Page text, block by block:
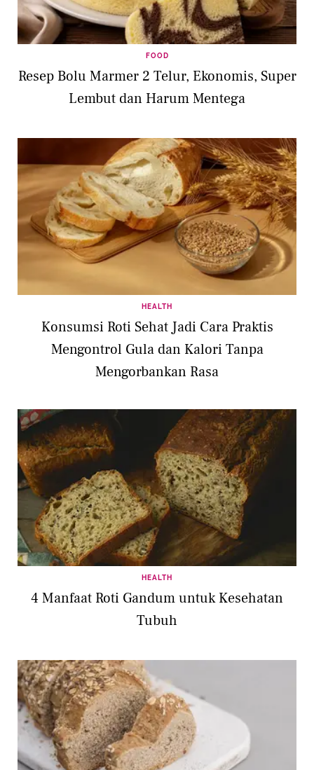
FOOD
Resep Bolu Marmer 2 Telur, Ekonomis, Super
Lembut dan Harum Mentega
HEALTH
Konsumsi Roti Sehat Jadi Cara Praktis
Mengontrol Gula dan Kalori Tanpa
Mengorbankan Rasa
HEALTH
4 Manfaat Roti Gandum untuk Kesehatan
Tubuh